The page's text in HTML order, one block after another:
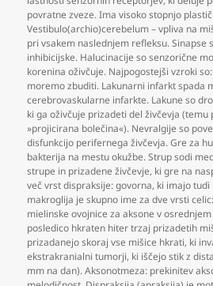
povratne zveze. Ima visoko stopnjo
Vestibulo(archio)cerebelum – vpliva na
pri vsakem naslednjem refleksu. Sinapse
inhibicijske. Halucinacije so senzorične
korenina oživčuje. Najpogostejši vzroki
moremo zbuditi. Lakunarni infarkt spada
cerebrovaskularne infarkte. Lakune so
ki ga oživčuje prizadeti del živčevja (temu
»projicirana bolečina«). Nevralgije so
disfunkcijo perifernega živčevja. Gre za
bakterija na mestu okužbe. Strup sodi
strupe in prizadene živčevje, ki gre na
več vrst dispraksije: govorna, ki imajo
makroglija je skupno ime za dve vrsti
mielinske ovojnice za aksone v
posledico hkraten hiter trzaj prizadetih
prizadanejo skoraj vse mišice hkrati, ki
ekstrakranialni tumorji, ki iščejo stik z
mm na dan). Aksonotmeza: prekinitev